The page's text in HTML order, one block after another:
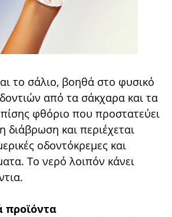
το σάλιο, βοηθά στο φυσικό
από τα σάκχαρα και τα
φθόριο που προστατεύει
διάβρωση και περιέχεται
οδοντόκρεμες και
Το νερό λοιπόν κάνει
προϊόντα